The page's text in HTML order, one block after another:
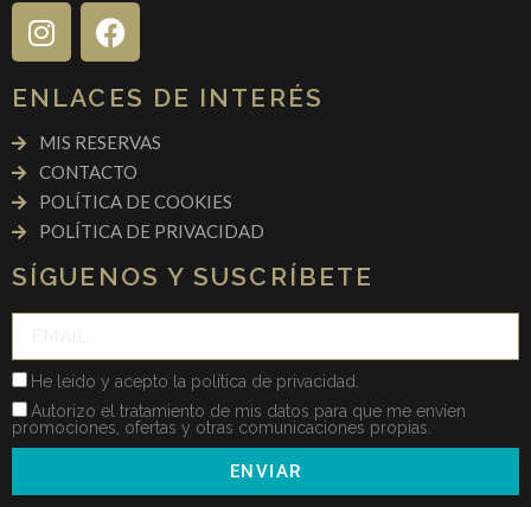
ENLACES DE INTERÉS
MIS RESERVAS
CONTACTO
POLÍTICA DE COOKIES
POLÍTICA DE PRIVACIDAD
SÍGUENOS Y SUSCRÍBETE
He leído y acepto la política de privacidad.
Autorizo el tratamiento de mis datos para que me envíen
promociones, ofertas y otras comunicaciones propias.
ENVIAR